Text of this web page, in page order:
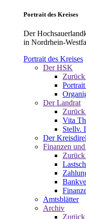
Portrait des Kreises
Der
in Nordrhein-
Portrait des Kreises
Der HSK
Der Landrat
Vita
Stellv.
Der
Finanzen
Amtsblätter
Archiv